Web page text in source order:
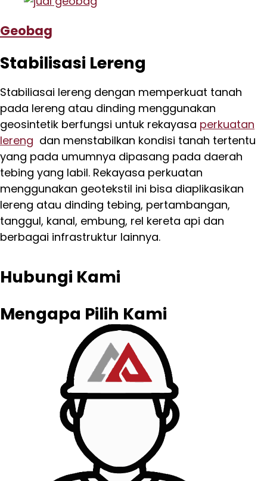
Geobag
Stabilisasi Lereng
Stabiliasai lereng dengan memperkuat tanah
pada lereng atau dinding menggunakan
geosintetik berfungsi untuk rekayasa perkuatan
lereng dan menstabilkan kondisi tanah tertentu
yang pada umumnya dipasang pada daerah
tebing yang labil. Rekayasa perkuatan
menggunakan geotekstil ini bisa diaplikasikan
lereng atau dinding tebing, pertambangan,
tanggul, kanal, embung, rel kereta api dan
berbagai infrastruktur lainnya.
Hubungi Kami
Mengapa Pilih Kami